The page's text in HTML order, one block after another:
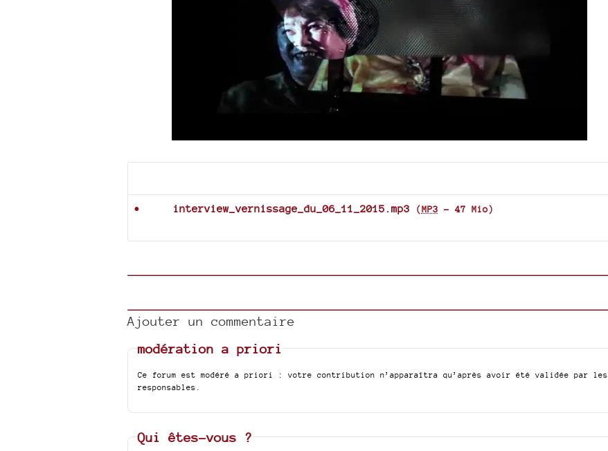
interview_vernissage_du_06_11_2015.mp3 (MP3 - 47 Mio)
Ajouter un commentaire
modération a priori
Ce forum est modéré a priori : votre contribution n’apparaîtra qu’après avoir été validée par les
responsables.
Qui êtes-vous ?